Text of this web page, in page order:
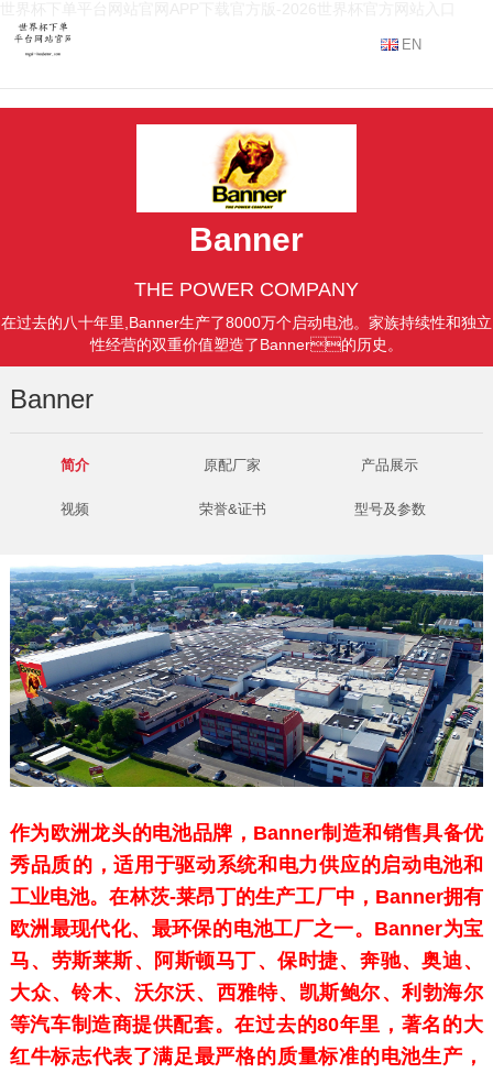
EN
Banner
THE POWER COMPANY
在过去的八十年里,Banner生产了8000万个启动电池。家族持续性和独立
性经营的双重价值塑造了Banner的历史。
Banner
简介 原配厂家 产品展示
视频 荣誉&证书 型号及参数
作为欧洲龙头的电池品牌，Banner制造和销售具备优
秀品质的，适用于驱动系统和电力供应的启动电池和
工业电池。在林茨-莱昂丁的生产工厂中，Banner拥有
欧洲最现代化、最环保的电池工厂之一。Banner为宝
马、劳斯莱斯、阿斯顿马丁、保时捷、奔驰、奥迪、
大众、铃木、沃尔沃、西雅特、凯斯鲍尔、利勃海尔
等汽车制造商提供配套。在过去的80年里，著名的大
红牛标志代表了满足最严格的质量标准的电池生产，